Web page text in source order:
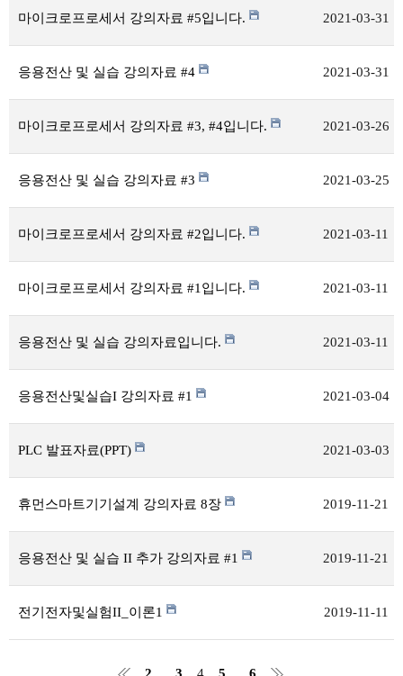
마이크로프로세서 강의자료 #5입니다. 2021-03-31
응용전산 및 실습 강의자료 #4 2021-03-31
마이크로프로세서 강의자료 #3, #4입니다. 2021-03-26
응용전산 및 실습 강의자료 #3 2021-03-25
마이크로프로세서 강의자료 #2입니다. 2021-03-11
마이크로프로세서 강의자료 #1입니다. 2021-03-11
응용전산 및 실습 강의자료입니다. 2021-03-11
응용전산및실습I 강의자료 #1 2021-03-04
PLC 발표자료(PPT) 2021-03-03
휴먼스마트기기설계 강의자료 8장 2019-11-21
응용전산 및 실습 II 추가 강의자료 #1 2019-11-21
전기전자및실험II_이론1 2019-11-11